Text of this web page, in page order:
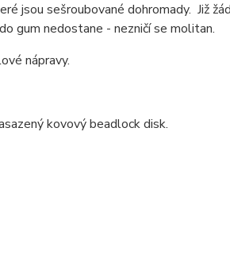
jsou sešroubované dohromady. Již
gum nedostane - nezničí se molitan.
nápravy.
kovový beadlock disk.